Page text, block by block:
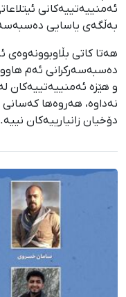
ئەمنییەتییەکانی
بەڵگەی یاسایی دەسبەسەر
هەتا کاتی
دەسبەسەرکرانی ئەم
و هێزە ئەمنییەتییەکان
نەداوە، هەروەها
دۆخیان زانیارییەکان نییە.